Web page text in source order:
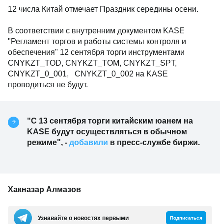
12 числа Китай отмечает Праздник середины осени.
В соответствии с внутренним документом KASE
"Регламент торгов и работы системы контроля и
обеспечения" 12 сентября торги инструментами
CNYKZT_TOD, CNYKZT_TOM, CNYKZT_SPT,
CNYKZT_0_001, CNYKZT_0_002 на KASE
проводиться не будут.
"С 13 сентября торги китайским юанем на
KASE будут осуществляться в обычном
режиме", - добавили в пресс-службе биржи.
Хакназар Алмазов
Узнавайте о новостях первыми Подписаться